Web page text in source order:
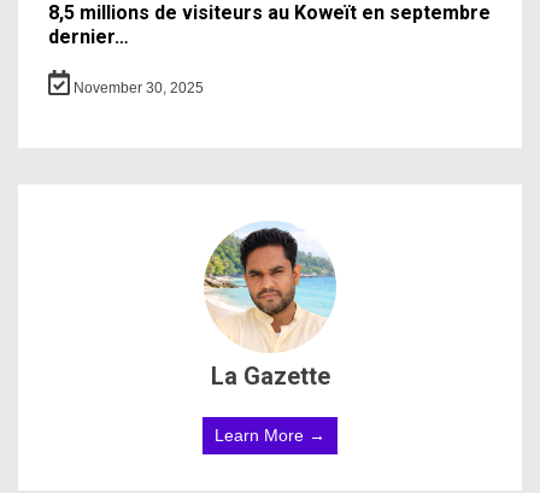
8,5 millions de visiteurs au Koweït en septembre
dernier…
November 30, 2025
La Gazette
Learn More →